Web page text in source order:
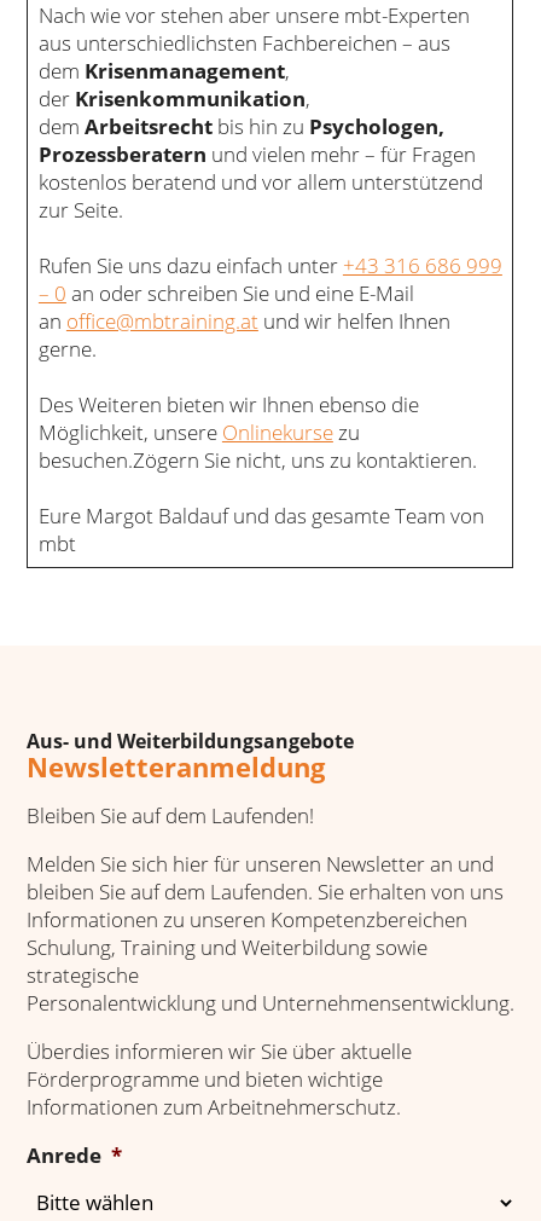
Nach wie vor stehen aber unsere mbt-Experten
aus unterschiedlichsten Fachbereichen – aus
dem Krisenmanagement,
der Krisenkommunikation,
dem Arbeitsrechtbis hin zu Psychologen,
Prozessberatern und vielen mehr – für Fragen
kostenlos beratend und vor allem unterstützend
zur Seite.
Rufen Sie uns dazu einfach unter +43 316 686 999
– 0 an oder schreiben Sie und eine E-Mail
an office@mbtraining.atund wir helfen Ihnen
gerne.
Des Weiteren bieten wir Ihnen ebenso die
Möglichkeit, unsere Onlinekursezu
besuchen.Zögern Sie nicht, uns zu kontaktieren.
Eure Margot Baldauf und das gesamte Team von
mbt
Aus- und Weiterbildungsangebote
Newsletteranmeldung
Bleiben Sie auf dem Laufenden!
Melden Sie sich hier für unseren Newsletter an und
bleiben Sie auf dem Laufenden. Sie erhalten von uns
Informationen zu unseren Kompetenzbereichen
Schulung, Training und Weiterbildung sowie
strategische
Personalentwicklung und Unternehmensentwicklung.
Überdies informieren wir Sie über aktuelle
Förderprogramme und bieten wichtige
Informationen zum Arbeitnehmerschutz.
Anrede *